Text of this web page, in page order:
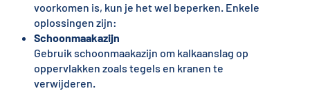
voorkomen is, kun je het wel beperken. Enkele
oplossingen zijn:
Schoonmaakazijn
Gebruik schoonmaakazijn om kalkaanslag op
oppervlakken zoals tegels en kranen te
verwijderen.